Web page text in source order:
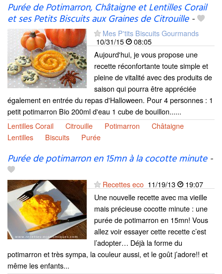
Purée de Potimarron, Châtaigne et Lentilles Corail
et ses Petits Biscuits aux Graines de Citrouille-
Mes P'tits Biscuits Gourmands
10/31/15
08:05
Aujourd'hui, je vous propose une
recette réconfortante toute simple et
pleine de vitalité avec des produits de
saison qui pourra être appréciée
également en entrée du repas d'Halloween. Pour 4 personnes : 1
petit potimarron Bio 200ml d'eau 1 cube de bouillon......
Lentilles Corail
Citrouille Potimarron
Châtaigne
Lentilles
Biscuits Purée
Purée de potimarron en 15mn à la cocotte minute-
Recettes eco 11/19/13
19:07
Une nouvelle recette avec ma vieille
mais précieuse cocotte minute : une
purée de potimarron en 15mn! Vous
allez voir essayer cette recette c’est
l’adopter… Déjà la forme du
potimarron et très sympa, la couleur aussi, et le goût j’adore!! et
même les enfants...